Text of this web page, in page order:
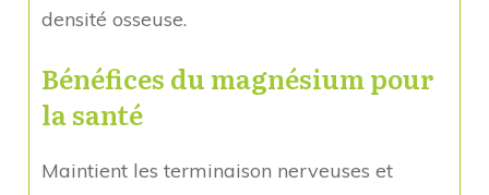
densité osseuse.
Bénéfices du magnésium pour
la santé
Maintient les terminaison nerveuses et